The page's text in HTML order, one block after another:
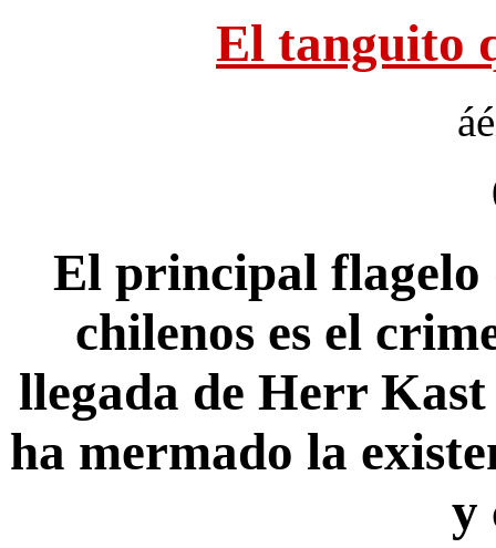
El tanguito
El principal flagelo
chilenos es el
llegada de Herr Kast
ha mermado la
y